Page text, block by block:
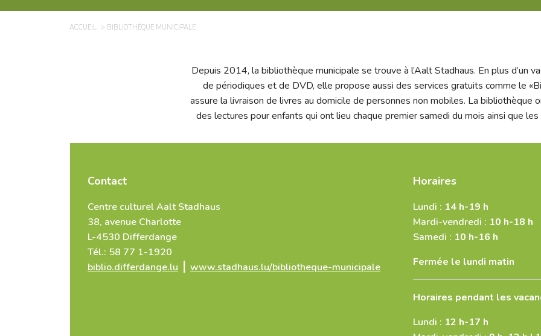
ACCUEIL BIBLIOTHÈQUE MUNICIPALE
Depuis 2014, la bibliothèque municipale se trouve à l’Aalt Stadhaus. En plus d’un
de périodiques et de DVD, elle propose aussi des services gratuits comme le
assure la livraison de livres au domicile de personnes non mobiles. La bibliothèque
des lectures pour enfants qui ont lieu chaque premier samedi du mois ainsi que
Contact
Centre culturel Aalt Stadhaus
38, avenue Charlotte
L-4530 Differdange
Tél.: 58 77 1-1920
biblio.differdange.lu ⎥www.stadhaus.lu/bibliotheque-municipale
Horaires
Lundi : 14 h-19 h
Mardi-vendredi : 10 h-18 h
Samedi : 10 h-16 h
Fermée le lundi matin
Horaires pendant les
Lundi : 12 h-17 h